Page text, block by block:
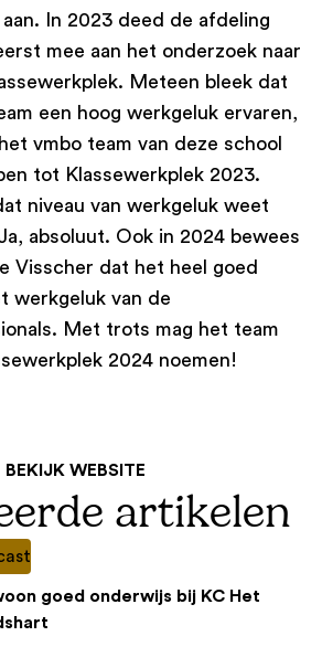
In 2023 deed de afdeling
mee aan het onderzoek naar
Meteen bleek dat
een hoog werkgeluk ervaren,
vmbo team van deze school
tot Klassewerkplek 2023.
niveau van werkgeluk weet
absoluut. Ook in 2024 bewees
Visscher dat het heel goed
werkgeluk van de
Met trots mag het team
2024 noemen!
BEKIJK WEBSITE
artikelen
goed onderwijs bij KC Het